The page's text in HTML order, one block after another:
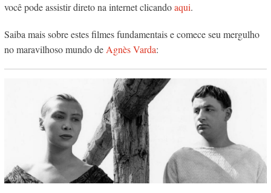
você pode assistir direto na internet clicandoaqui.
Saiba mais sobre estes filmes fundamentais e comece seu mergulho
no maravilhoso mundo deAgnès Varda: